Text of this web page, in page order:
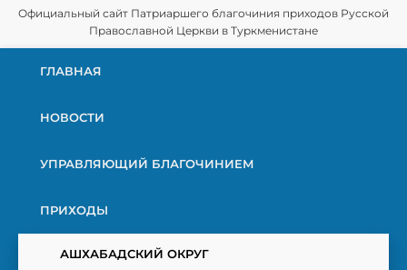
Официальный сайт Патриаршего благочиния приходов Русской
Православной Церкви в Туркменистане
ГЛАВНАЯ
НОВОСТИ
УПРАВЛЯЮЩИЙ БЛАГОЧИНИЕМ
ПРИХОДЫ
АШХАБАДСКИЙ ОКРУГ